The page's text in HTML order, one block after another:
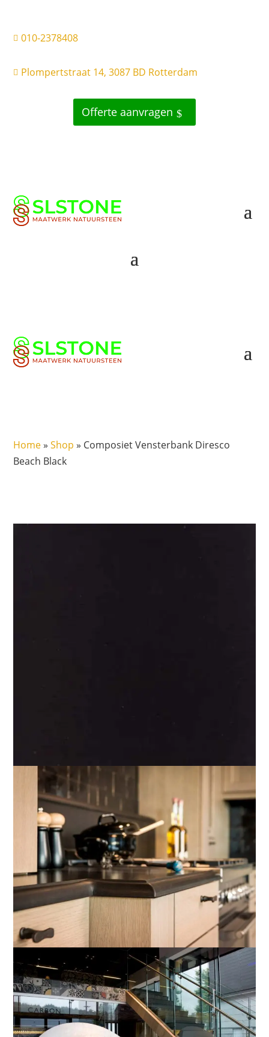
 010-2378408
 Plompertstraat 14, 3087 BD Rotterdam
Offerte aanvragen
Home»Shop » Composiet Vensterbank Diresco
Beach Black